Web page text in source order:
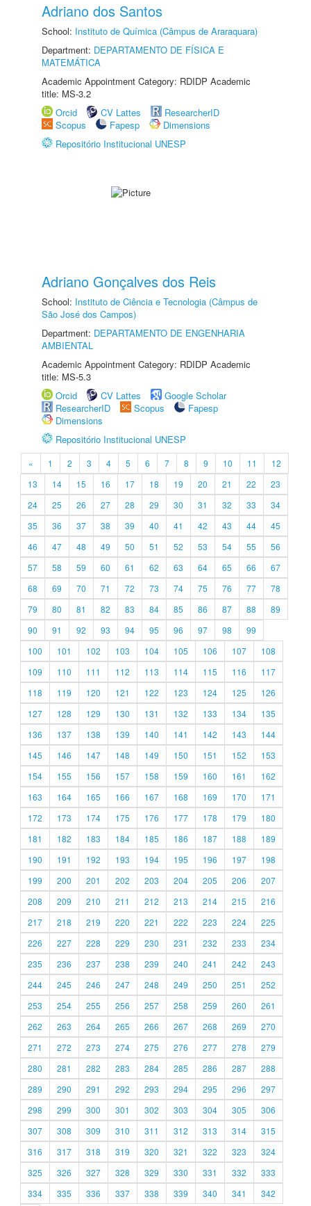
Adriano dos Santos
School: Instituto de Química (Câmpus de Araraquara)
Department: DEPARTAMENTO DE FÍSICA E
MATEMÁTICA
Academic Appointment Category: RDIDP Academic
title: MS-3.2
Orcid
CV Lattes
ResearcherID
Scopus
Fapesp
Dimensions
Repositório Institucional UNESP
Adriano Gonçalves dos Reis
School: Instituto de Ciência e Tecnologia (Câmpus de
São José dos Campos)
Department: DEPARTAMENTO DE ENGENHARIA
AMBIENTAL
Academic Appointment Category: RDIDP Academic
title: MS-5.3
Orcid
CV Lattes
Google Scholar
ResearcherID
Scopus
Fapesp
Dimensions
Repositório Institucional UNESP
« 1 2 3 4 5 6 7 8 9 10 11
12
13
14 15 16 17 18 19 20 21 22
23
24
25 26 27 28 29 30 31 32 33
34
35
36 37 38 39 40 41 42 43 44
45
46
47 48 49 50 51 52 53 54 55
56
57
58 59 60 61 62 63 64 65 66
67
68
69 70 71 72 73 74 75 76 77
78
79
80 81 82 83 84 85 86 87 88
89
90
91 92 93 94 95 96 97 98
99
100
101 102 103 104 105 106 107
108
109
110 111 112 113 114 115 116
117
118
119 120 121 122 123 124 125
126
127
128 129 130 131 132 133 134
135
136
137 138 139 140 141 142 143
144
145
146 147 148 149 150 151 152
153
154
155 156 157 158 159 160 161
162
163
164 165 166 167 168 169 170
171
172
173 174 175 176 177 178 179
180
181
182 183 184 185 186 187 188
189
190
191 192 193 194 195 196 197
198
199
200 201 202 203 204 205 206
207
208
209 210 211 212 213 214 215
216
217
218 219 220 221 222 223 224
225
226
227 228 229 230 231 232 233
234
235
236 237 238 239 240 241 242
243
244
245 246 247 248 249 250 251
252
253
254 255 256 257 258 259 260
261
262
263 264 265 266 267 268 269
270
271
272 273 274 275 276 277 278
279
280
281 282 283 284 285 286 287
288
289
290 291 292 293 294 295 296
297
298
299 300 301 302 303 304 305
306
307
308 309 310 311 312 313 314
315
316
317 318 319 320 321 322 323
324
325
326 327 328 329 330 331 332
333
334
335 336 337 338 339 340 341 342